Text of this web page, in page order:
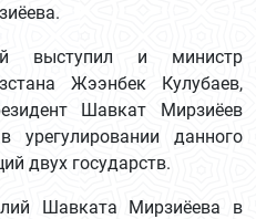
выступил и министр
Жээнбек Кулубаев,
Шавкат Мирзиёев
данного
двух государств.
Шавката Мирзиёева в